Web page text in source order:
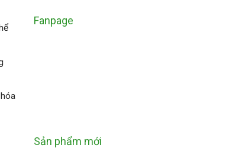
Fanpage
Sản phẩm mới